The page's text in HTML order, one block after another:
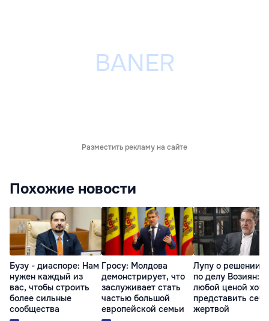
Разместить рекламу на сайте
Похожие новости
Бузу - диаспоре: Нам
нужен каждый из
вас, чтобы строить
более сильные
сообщества
Гросу: Молдова
демонстрирует, что
заслуживает стать
частью большой
европейской семьи
Лупу о решении
по делу Возиян:
любой ценой
представить себя
жертвой